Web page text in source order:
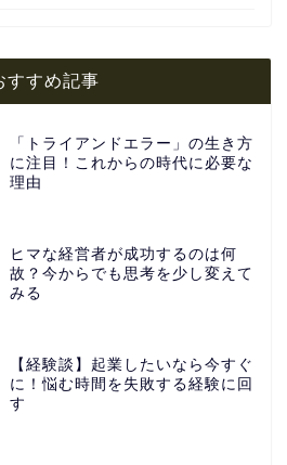
すすめ記事
「トライアンドエラー」の生き方
に注目！これからの時代に必要な
理由
ヒマな経営者が成功するのは何
故？今からでも思考を少し変えて
みる
【経験談】起業したいなら今すぐ
に！悩む時間を失敗する経験に回
す